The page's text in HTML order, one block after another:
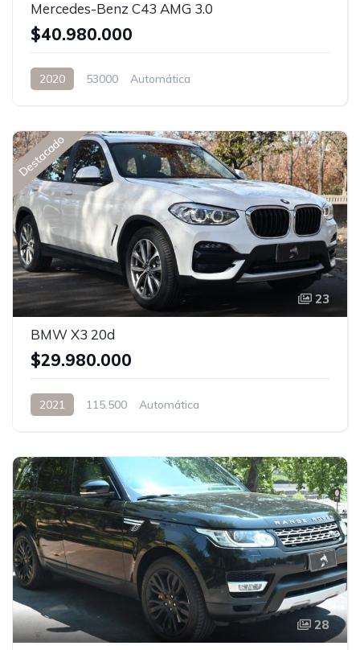
Mercedes-Benz C43 AMG 3.0
$40.980.000
2020 53000 Automática
Destacado
23
BMW X3 20d
$29.980.000
2021 115.500 Automática
28